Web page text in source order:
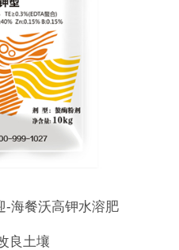
-海餐沃高钾水溶肥
良土壤